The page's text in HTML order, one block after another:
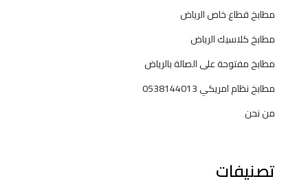
مطابخ قطاع خاص الرياض
مطابخ كلاسيك الرياض
مطابخ مفتوحة على الصالة بالرياض
مطابخ نظام امريكي 0538144013
من نحن
تصنيفات